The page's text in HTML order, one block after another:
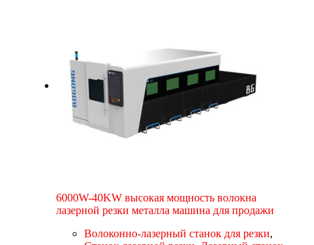
6000W-40KW высокая мощность волокна
лазерной резки металла машина для продажи
Волоконно-лазерный станок для резки,